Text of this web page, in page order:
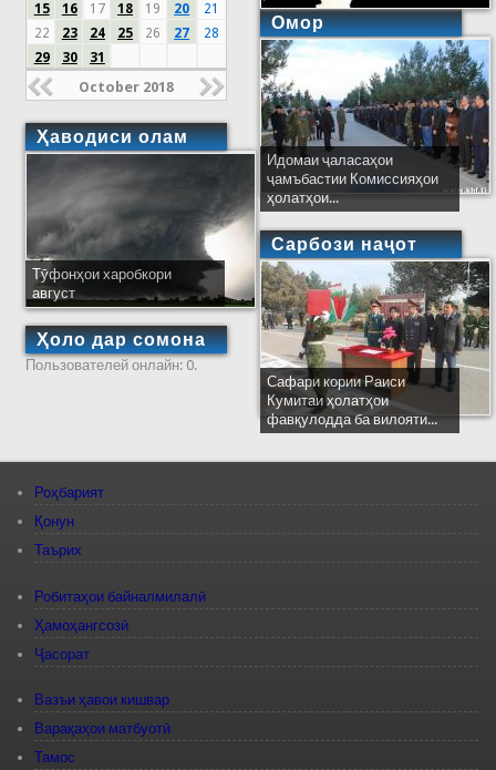
15
16 17 18 19 20
21
22
23 24 25 26 27
28
29
30 31
October 2018
Ҳаводиси олам
Тӯфонҳои харобкори
август
Ҳоло дар сомона
Пользователей онлайн: 0.
Омор
Идомаи ҷаласаҳои
ҷамъбастии Комиссияҳои
ҳолатҳои...
Сарбози наҷот
Сафари кории Раиси
Кумитаи ҳолатҳои
фавқулодда ба вилояти...
Роҳбарият
Қонун
Таърих
Робитаҳои байналмилалӣ
Ҳамоҳангсозӣ
Ҷасорат
Вазъи ҳавои кишвар
Варақаҳои матбуотӣ
Тамос